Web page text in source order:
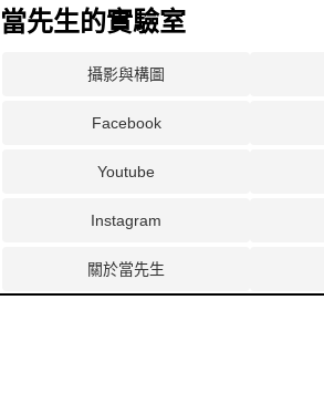
當先生的實驗室
攝影與構圖
Facebook
Youtube
Instagram
關於當先生